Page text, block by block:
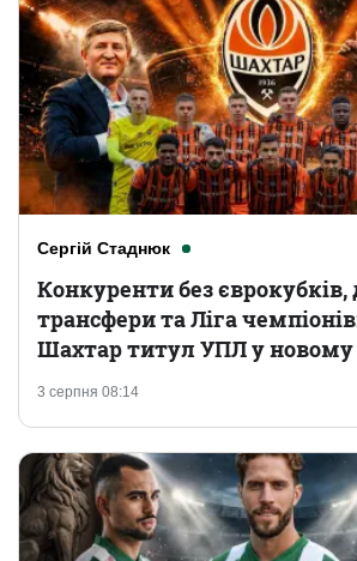
Сергій Стаднюк
3 серпня 08:14
Конкуренти без єврокубків,
трансфери та Ліга
Шахтар титул УПЛ у новому